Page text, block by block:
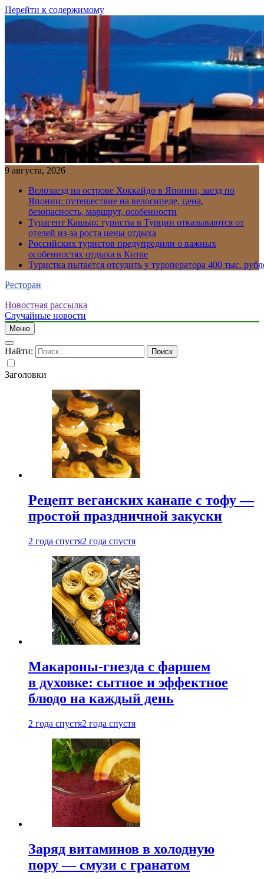
Перейти к содержимому
9 августа, 2026
Велозаезд на острове Хоккайдо в Японии, заезд по
Японии: путешествие на велосипеде, цена,
безопасность, маршрут, особенности
Турагент Кашыр: туристы в Турции отказываются от
отелей из-за роста цены отдыха
Российских туристов предупредили о важных
особенностях отдыха в Китае
Туристка пытается отсудить у туроператора 400 тыс.
Ресторан
Новостная рассылка
Случайные новости
Меню
Найти:
Заголовки
Рецепт веганских канапе с тофу —
простой праздничной закуски
2 года спустя2 года спустя
Макароны-гнезда с фаршем
в духовке: сытное и эффектное
блюдо на каждый день
2 года спустя2 года спустя
Заряд витаминов в холодную
пору — смузи с гранатом